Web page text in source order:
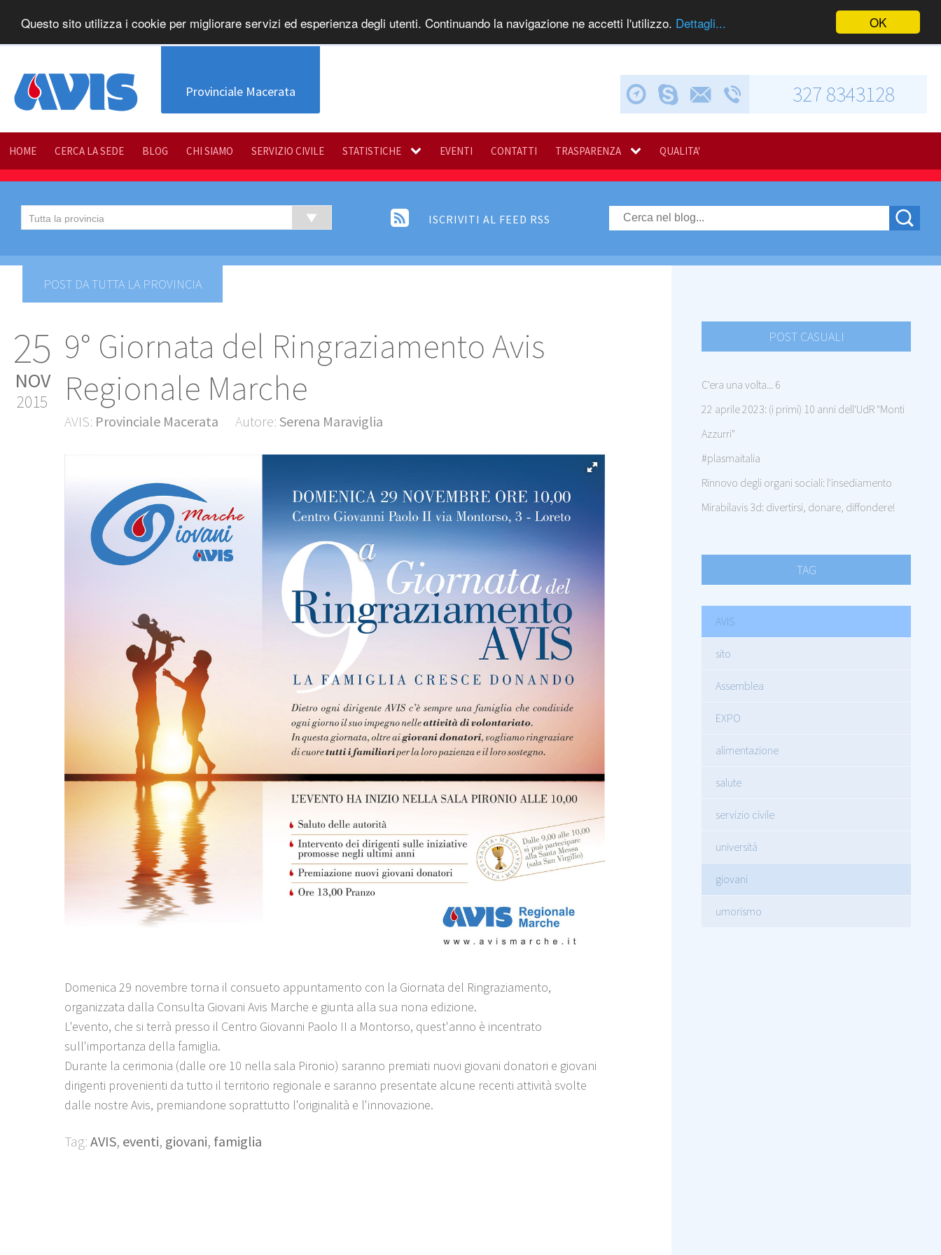
OK
Questo sito utilizza i cookie per migliorare servizi ed esperienza degli utenti. Continuando la navigazione ne accetti l'utilizzo. Dettagli...
Provinciale Macerata Via Calabresi, 5
Chiama via Skype
Invia una e-mail327 8343128
HOME CERCA LA SEDE BLOG CHI SIAMO SERVIZIO CIVILE STATISTICHE EVENTI CONTATTI TRASPARENZA QUALITA'
ISCRIVITI AL FEED RSS
POST DA TUTTA LA PROVINCIA
POST CASUALI
C'era una volta... 6
22 aprile 2023: (i primi) 10 anni dell'UdR "Monti
Azzurri"
#plasmaitalia
Rinnovo degli organi sociali: l'insediamento
Mirabilavis 3d: divertirsi, donare, diffondere!
TAG
AVIS
sito
Assemblea
EXPO
alimentazione
salute
servizio civile
università
giovani
umorismo
25
NOV
2015
9° Giornata del Ringraziamento Avis
Regionale Marche
AVIS: Provinciale Macerata Autore: Serena Maraviglia
Domenica 29 novembre torna il consueto appuntamento con la Giornata del Ringraziamento,
organizzata dalla Consulta Giovani Avis Marche e giunta alla sua nona edizione.
L'evento, che si terrà presso il Centro Giovanni Paolo II a Montorso, quest'anno è incentrato
sull'importanza della famiglia.
Durante la cerimonia (dalle ore 10 nella sala Pironio) saranno premiati nuovi giovani donatori e giovani
dirigenti provenienti da tutto il territorio regionale e saranno presentate alcune recenti attività svolte
dalle nostre Avis, premiandone soprattutto l'originalità e l'innovazione.
Tag: AVIS, eventi, giovani, famiglia